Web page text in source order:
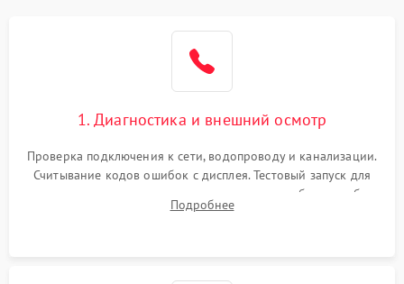
1. Диагностика и внешний осмотр
Проверка подключения к сети, водопроводу и канализации.
Считывание кодов ошибок с дисплея. Тестовый запуск для
выявления посторонних шумов, протечек или сбоев в работе
электронного модуля управления.
Подробнее